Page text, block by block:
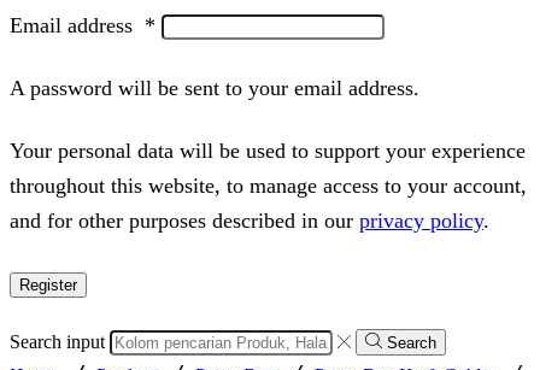
Email address *
A password will be sent to your email address.
Your personal data will be used to support your experience
throughout this website, to manage access to your account,
and for other purposes described in our privacy policy.
Register
Search input Search